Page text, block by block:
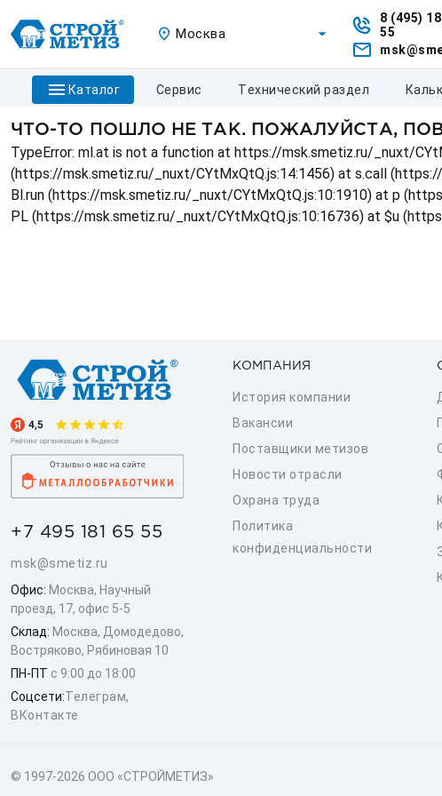
Москва
8 (495)
55
каталог сервис технический раздел
ЧТО-ТО ПОШЛО НЕ ТАК. ПОЖАЛУЙСТА,
TypeError: ml.at is not a function at https://msk.smetiz.ru/_nuxt/
(https://msk.smetiz.ru/_nuxt/CYtMxQtQ.js:14:1456) at s.call
Bl.run (https://msk.smetiz.ru/_nuxt/CYtMxQtQ.js:10:1910) at p
PL (https://msk.smetiz.ru/_nuxt/CYtMxQtQ.js:10:16736) at $u
+7 495 181 65 55
msk@smetiz.ru
Офис: Москва, Научный
проезд, 17, офис 5-5
Склад: Москва, Домодедово,
Востряково, Рябиновая 10
ПН-ПТ с 9:00 до 18:00
Соцсети:Телеграм,
ВКонтакте
КОМПАНИЯ
История компании
Вакансии
Поставщики метизов
Новости отрасли
Охрана труда
Политика
конфиденциальности
© 1997-2026 ООО «СТРОЙМЕТИЗ»